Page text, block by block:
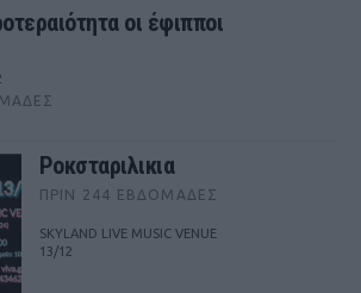
οι έφιπποι
Ροκσταριλικια
ΠΡΙΝ 244 ΕΒΔΟΜΆΔΕΣ
SKYLAND LIVE MUSIC VENUE
13/12